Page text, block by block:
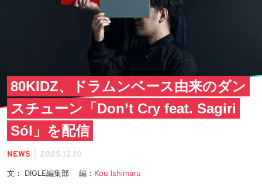
80KIDZ、ドラムンベース由来のダン
スチューン「Don’t Cry feat. Sagiri
Sól」を配信
NEWS 2025.12.10
文： DIGLE編集部 編： Kou Ishimaru